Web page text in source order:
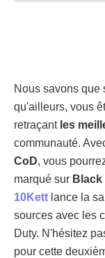
Nous savons que
qu'ailleurs, vous
retraçant les
communauté.
CoD, vous
marqué sur Black
10Kett lance la
sources avec les
Duty. N'hésitez
pour cette